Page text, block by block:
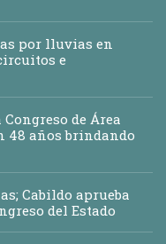
por lluvias en
e
de Área
48 años brindando
Cabildo aprueba
del Estado